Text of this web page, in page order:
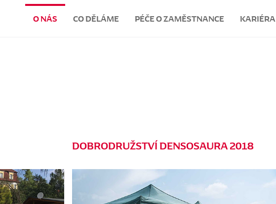
O NÁS CO DĚLÁME PÉČE O ZAMĚSTNANCE KARIÉRA
DOBRODRUŽSTVÍ DENSOSAURA 2018